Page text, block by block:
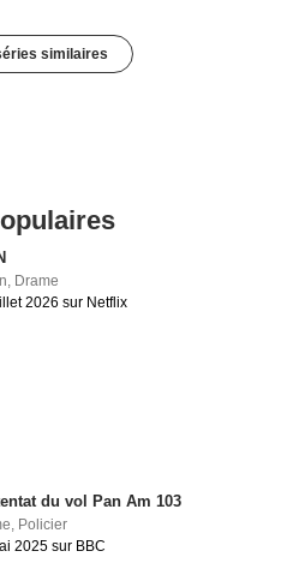
similaires
, Drame
2026 sur Netflix
du vol Pan Am 103
, Policier
2025 sur BBC